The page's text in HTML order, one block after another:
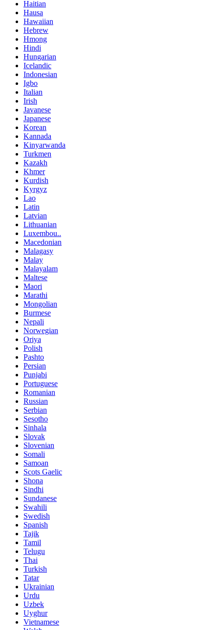
Haitian
Hausa
Hawaiian
Hebrew
Hmong
Hindi
Hungarian
Icelandic
Indonesian
Igbo
Italian
Irish
Javanese
Japanese
Korean
Kannada
Kinyarwanda
Turkmen
Kazakh
Khmer
Kurdish
Kyrgyz
Lao
Latin
Latvian
Lithuanian
Luxembou..
Macedonian
Malagasy
Malay
Malayalam
Maltese
Maori
Marathi
Mongolian
Burmese
Nepali
Norwegian
Oriya
Polish
Pashto
Persian
Punjabi
Portuguese
Romanian
Russian
Serbian
Sesotho
Sinhala
Slovak
Slovenian
Somali
Samoan
Scots Gaelic
Shona
Sindhi
Sundanese
Swahili
Swedish
Spanish
Tajik
Tamil
Telugu
Thai
Turkish
Tatar
Ukrainian
Urdu
Uzbek
Uyghur
Vietnamese